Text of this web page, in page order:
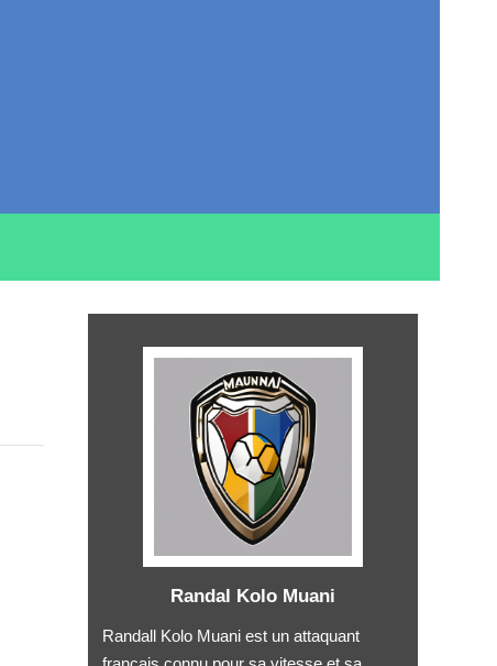
Randal Kolo Muani
Randall Kolo Muani est un attaquant